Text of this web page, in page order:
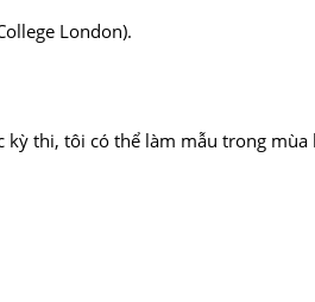
London).
thi, tôi có thể làm mẫu trong mùa